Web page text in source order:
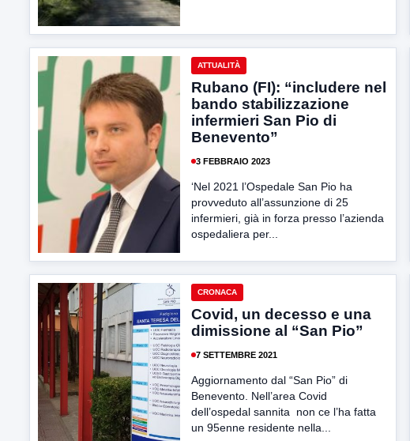
ATTUALITÀ
Rubano (FI): “includere nel
bando stabilizzazione
infermieri San Pio di
Benevento”
3 FEBBRAIO 2023
‘Nel 2021 l’Ospedale San Pio ha
provveduto all’assunzione di 25
infermieri, già in forza presso l’azienda
ospedaliera per...
CRONACA
Covid, un decesso e una
dimissione al “San Pio”
7 SETTEMBRE 2021
Aggiornamento dal “San Pio” di
Benevento. Nell’area Covid
dell’ospedal sannita non ce l’ha fatta
un 95enne residente nella...